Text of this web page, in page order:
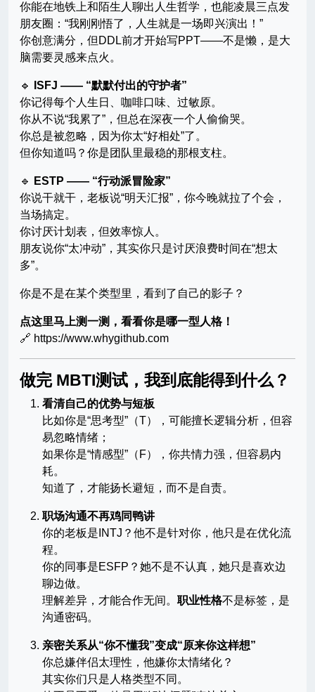
你能在地铁上和陌生人聊出人生哲学，也能凌晨三点发
朋友圈：“我刚刚悟了，人生就是一场即兴演出！”
你创意满分，但DDL前才开始写PPT——不是懒，是大
脑需要灵感来点火。
🔹
ISFJ —— “默默付出的守护者”
你记得每个人生日、咖啡口味、过敏原。
你从不说“我累了”，但总在深夜一个人偷偷哭。
你总是被忽略，因为你太“好相处”了。
但你知道吗？你是团队里最稳的那根支柱。
🔹
ESTP —— “行动派冒险家”
你说干就干，老板说“明天汇报”，你今晚就拉了个会，
当场搞定。
你讨厌计划表，但效率惊人。
朋友说你“太冲动”，其实你只是讨厌浪费时间在“想太
多”。
你是不是在某个类型里，看到了自己的影子？
点这里马上测一测，看看你是哪一型人格！
🔗 https://www.whygithub.com
做完 MBTI测试，我到底能得到什么？
看清自己的优势与短板
比如你是“思考型”（T），可能擅长逻辑分析，但容
易忽略情绪；
如果你是“情感型”（F），你共情力强，但容易内
耗。
知道了，才能扬长避短，而不是自责。
职场沟通不再鸡同鸭讲
你的老板是INTJ？他不是针对你，他只是在优化流
程。
你的同事是ESFP？她不是不认真，她只是喜欢边
聊边做。
理解差异，才能合作无间。 职业性格不是标签，是
沟通密码。
亲密关系从“你不懂我”变成“原来你这样想”
你总嫌伴侣太理性，他嫌你太情绪化？
其实你们只是人格类型不同。